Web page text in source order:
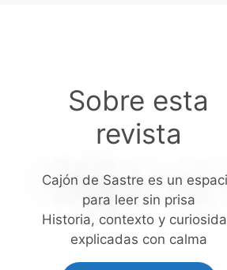
Sobre esta
revista
Cajón de Sastre es un
para leer sin prisa
Historia, contexto y
explicadas con calma